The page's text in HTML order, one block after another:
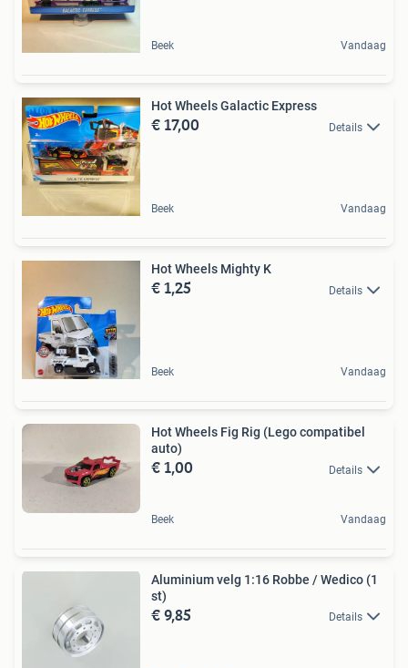
Beek Vandaag
Hot Wheels Galactic Express
€ 17,00 Details
Beek Vandaag
Hot Wheels Mighty K
€ 1,25 Details
Beek Vandaag
Hot Wheels Fig Rig (Lego compatibel
auto)
€ 1,00 Details
Beek Vandaag
Aluminium velg 1:16 Robbe / Wedico (1
st)
€ 9,85 Details